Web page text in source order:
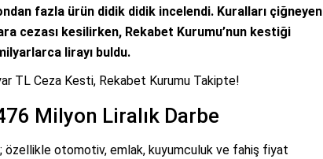
fazla ürün didik didik incelendi. Kuralları çiğneyen
cezası kesilirken, Rekabet Kurumu’nun kestiği
lirayı buldu.
TL Ceza Kesti, Rekabet Kurumu Takipte!
Milyon Liralık Darbe
özellikle otomotiv, emlak, kuyumculuk ve fahiş fiyat